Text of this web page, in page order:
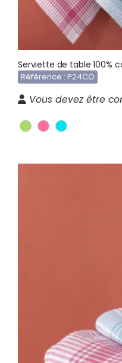
Serviette de table 100%
Référence : P24CO
Vous devez être